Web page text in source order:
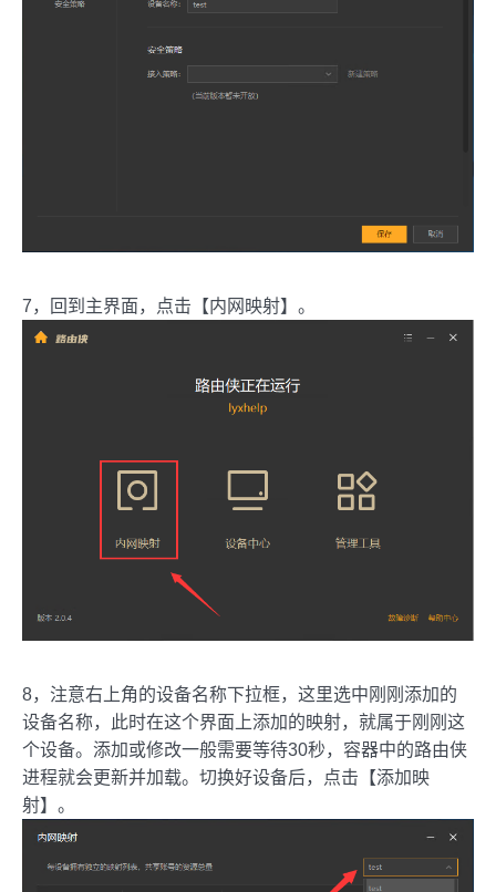
7，回到主界面，点击【内网映射】。
8，注意右上角的设备名称下拉框，这里选中刚刚添加的
设备名称，此时在这个界面上添加的映射，就属于刚刚这
个设备。添加或修改一般需要等待30秒，容器中的路由侠
进程就会更新并加载。切换好设备后，点击【添加映
射】。